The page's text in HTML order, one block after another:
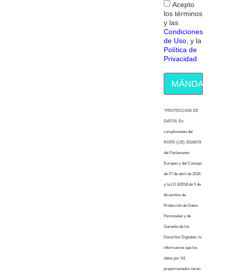
Acepto
los términos
y las
Condiciones
de Uso, y la
Política de
Privacidad
MÁNDAME
“PROTECCION DE
DATOS: En
cumplimiento del
RGPD (UE) 2016/679
del Parlamento
Europeo y del Consejo
de 27 de abril de 2016
y la LO 3/2018 de 5 de
diciembre de
Protección de Datos
Personales y de
Garantía de los
Derechos Digitales, le
informamos que los
datos por Vd.
proporcionados serán